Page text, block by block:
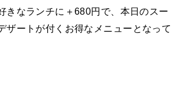
きなランチに＋680円で、本日のスー
ザートが付くお得なメニューとなって